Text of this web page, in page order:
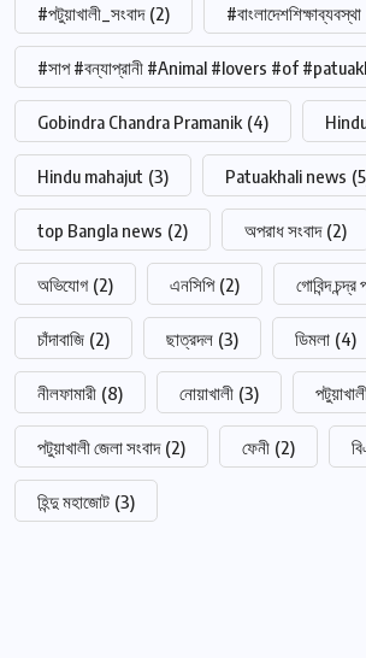
#পটুয়াখালী_সংবাদ (2) #বাংলাদেশশিক্ষাব্যবস্থা
#সাপ #বন্যাপ্রানী #Animal #lovers #of
Gobindra Chandra Pramanik (4)
Hindu mahajut (3) Patuakhali news
top Bangla news (2) অপরাধ সংবাদ (2)
অভিযোগ (2) এনসিপি (2) গোবিন্দ চন্দ্র
চাঁদাবাজি (2) ছাত্রদল (3) ডিমলা (4)
নীলফামারী (8) নোয়াখালী (3)
পটুয়াখালী জেলা সংবাদ (2) ফেনী (2)
হিন্দু মহাজোট (3)